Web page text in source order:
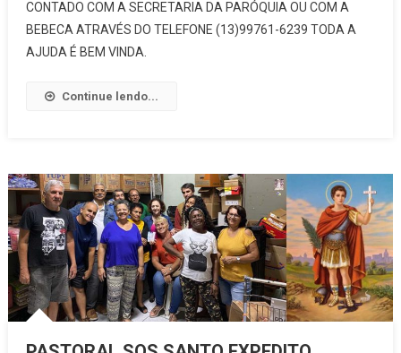
CONTADO COM A SECRETARIA DA PARÓQUIA OU COM A
BEBECA ATRAVÉS DO TELEFONE (13)99761-6239 TODA A
AJUDA É BEM VINDA.
Continue lendo...